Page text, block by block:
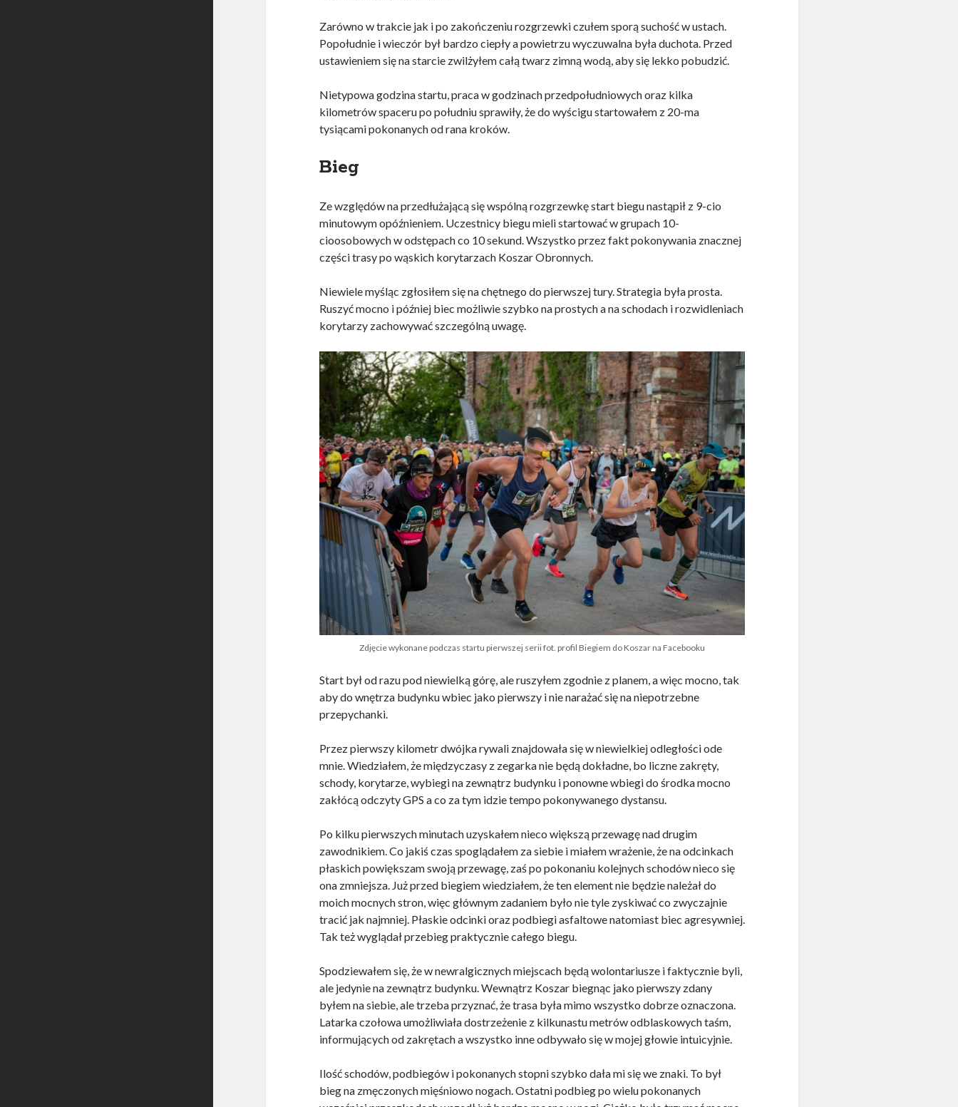
Zarówno w trakcie jak i po zakończeniu rozgrzewki czułem sporą suchość w ustach.
Popołudnie i wieczór był bardzo ciepły a powietrzu wyczuwalna była duchota. Przed
ustawieniem się na starcie zwilżyłem całą twarz zimną wodą, aby się lekko pobudzić.
Nietypowa godzina startu, praca w godzinach przedpołudniowych oraz kilka
kilometrów spaceru po południu sprawiły, że do wyścigu startowałem z 20-ma
tysiącami pokonanych od rana kroków.
Bieg
Ze względów na przedłużającą się wspólną rozgrzewkę start biegu nastąpił z 9-cio
minutowym opóźnieniem. Uczestnicy biegu mieli startować w grupach 10-
cioosobowych w odstępach co 10 sekund. Wszystko przez fakt pokonywania znacznej
części trasy po wąskich korytarzach Koszar Obronnych.
Niewiele myśląc zgłosiłem się na chętnego do pierwszej tury. Strategia była prosta.
Ruszyć mocno i później biec możliwie szybko na prostych a na schodach i rozwidleniach
korytarzy zachowywać szczególną uwagę.
Zdjęcie wykonane podczas startu pierwszej serii fot. profil Biegiem do Koszar na Facebooku
Start był od razu pod niewielką górę, ale ruszyłem zgodnie z planem, a więc mocno, tak
aby do wnętrza budynku wbiec jako pierwszy i nie narażać się na niepotrzebne
przepychanki.
Przez pierwszy kilometr dwójka rywali znajdowała się w niewielkiej odległości ode
mnie. Wiedziałem, że międzyczasy z zegarka nie będą dokładne, bo liczne zakręty,
schody, korytarze, wybiegi na zewnątrz budynku i ponowne wbiegi do środka mocno
zakłócą odczyty GPS a co za tym idzie tempo pokonywanego dystansu.
Po kilku pierwszych minutach uzyskałem nieco większą przewagę nad drugim
zawodnikiem. Co jakiś czas spoglądałem za siebie i miałem wrażenie, że na odcinkach
płaskich powiększam swoją przewagę, zaś po pokonaniu kolejnych schodów nieco się
ona zmniejsza. Już przed biegiem wiedziałem, że ten element nie będzie należał do
moich mocnych stron, więc głównym zadaniem było nie tyle zyskiwać co zwyczajnie
tracić jak najmniej. Płaskie odcinki oraz podbiegi asfaltowe natomiast biec agresywniej.
Tak też wyglądał przebieg praktycznie całego biegu.
Spodziewałem się, że w newralgicznych miejscach będą wolontariusze i faktycznie byli,
ale jedynie na zewnątrz budynku. Wewnątrz Koszar biegnąc jako pierwszy zdany
byłem na siebie, ale trzeba przyznać, że trasa była mimo wszystko dobrze oznaczona.
Latarka czołowa umożliwiała dostrzeżenie z kilkunastu metrów odblaskowych taśm,
informujących od zakrętach a wszystko inne odbywało się w mojej głowie intuicyjnie.
Ilość schodów, podbiegów i pokonanych stopni szybko dała mi się we znaki. To był
bieg na zmęczonych mięśniowo nogach. Ostatni podbieg po wielu pokonanych